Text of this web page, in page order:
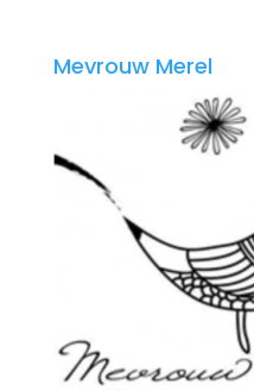
Mevrouw Merel